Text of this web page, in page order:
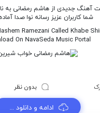
آهنگ جدیدی از هاشم رمضانی به
شما کاربران عزیز رسانه نوا صدا
Ramezani Called Khabe
On NavaSeda Music Portal
بدون نظر
ادامه و دانلود ...